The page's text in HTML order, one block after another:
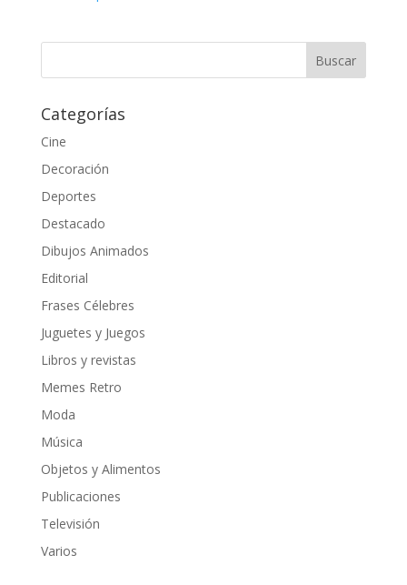
Categorías
Cine
Decoración
Deportes
Destacado
Dibujos Animados
Editorial
Frases Célebres
Juguetes y Juegos
Libros y revistas
Memes Retro
Moda
Música
Objetos y Alimentos
Publicaciones
Televisión
Varios